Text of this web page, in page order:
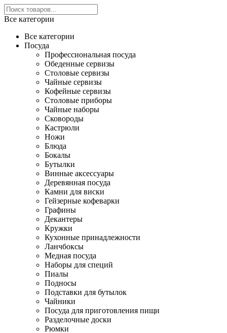
Все категории
Все категории
Посуда
Профессиональная посуда
Обеденные сервизы
Столовые сервизы
Чайные сервизы
Кофейные сервизы
Столовые приборы
Чайные наборы
Сковороды
Кастрюли
Ножи
Блюда
Бокалы
Бутылки
Винные аксессуары
Деревянная посуда
Камни для виски
Гейзерные кофеварки
Графины
Декантеры
Кружки
Кухонные принадлежности
Ланчбоксы
Медная посуда
Наборы для специй
Пиалы
Подносы
Подставки для бутылок
Чайники
Посуда для приготовления пищи
Разделочные доски
Рюмки